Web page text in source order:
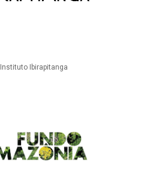
Instituto Ibirapitanga